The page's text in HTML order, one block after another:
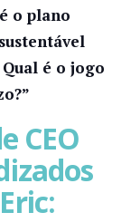
o plano
é o jogo
CEO